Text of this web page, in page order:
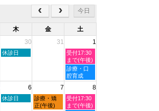
今日
木 金
土
30 31 1
木
月
2026
休診日
土
曜
日,
8
月
2026
受付17:30
まで(午後)
土
曜
日,
月
1st
診療・口
腔育成
6 7 8
木
休診日
金
曜
診療・矯
正(午後)
土
曜
受付17:30
まで(午後)